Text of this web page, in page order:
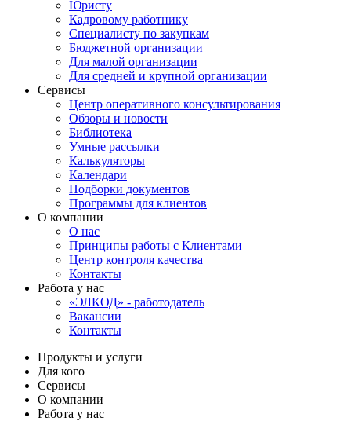
Юристу
Кадровому работнику
Специалисту по закупкам
Бюджетной организации
Для малой организации
Для средней и крупной организации
Сервисы
Центр оперативного консультирования
Обзоры и новости
Библиотека
Умные рассылки
Калькуляторы
Календари
Подборки документов
Программы для клиентов
О компании
О нас
Принципы работы с Клиентами
Центр контроля качества
Контакты
Работа у нас
«ЭЛКОД» - работодатель
Вакансии
Контакты
Продукты и услуги
Для кого
Сервисы
О компании
Работа у нас